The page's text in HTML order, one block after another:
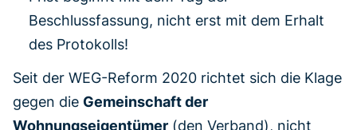
Beschlussfassung, nicht erst mit dem Erhalt
des Protokolls!
Seit der WEG-Reform 2020 richtet sich die Klage
gegen die Gemeinschaft der
Wohnungseigentümer (den Verband), nicht